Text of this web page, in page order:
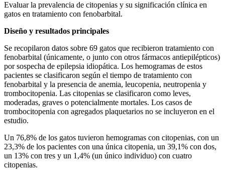
Evaluar la prevalencia de citopenias y su significación clínica en
gatos en tratamiento con fenobarbital.
Diseño y resultados principales
Se recopilaron datos sobre 69 gatos que recibieron tratamiento con
fenobarbital (únicamente, o junto con otros fármacos antiepilépticos)
por sospecha de epilepsia idiopática. Los hemogramas de estos
pacientes se clasificaron según el tiempo de tratamiento con
fenobarbital y la presencia de anemia, leucopenia, neutropenia y
trombocitopenia. Las citopenias se clasificaron como leves,
moderadas, graves o potencialmente mortales. Los casos de
trombocitopenia con agregados plaquetarios no se incluyeron en el
estudio.
Un 76,8% de los gatos tuvieron hemogramas con citopenias, con un
23,3% de los pacientes con una única citopenia, un 39,1% con dos,
un 13% con tres y un 1,4% (un único individuo) con cuatro
citopenias.